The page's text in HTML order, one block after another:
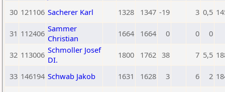
30 121106 Sacherer Karl 1328 1347 -19 3 0,5
31 112406 Sammer
Christian
1664 1664 0 0 0
32 113006 Schmoller Josef
DI.
1800 1762 38 7 5,5
33 146194 Schwab Jakob 1631 1628 3 6 2